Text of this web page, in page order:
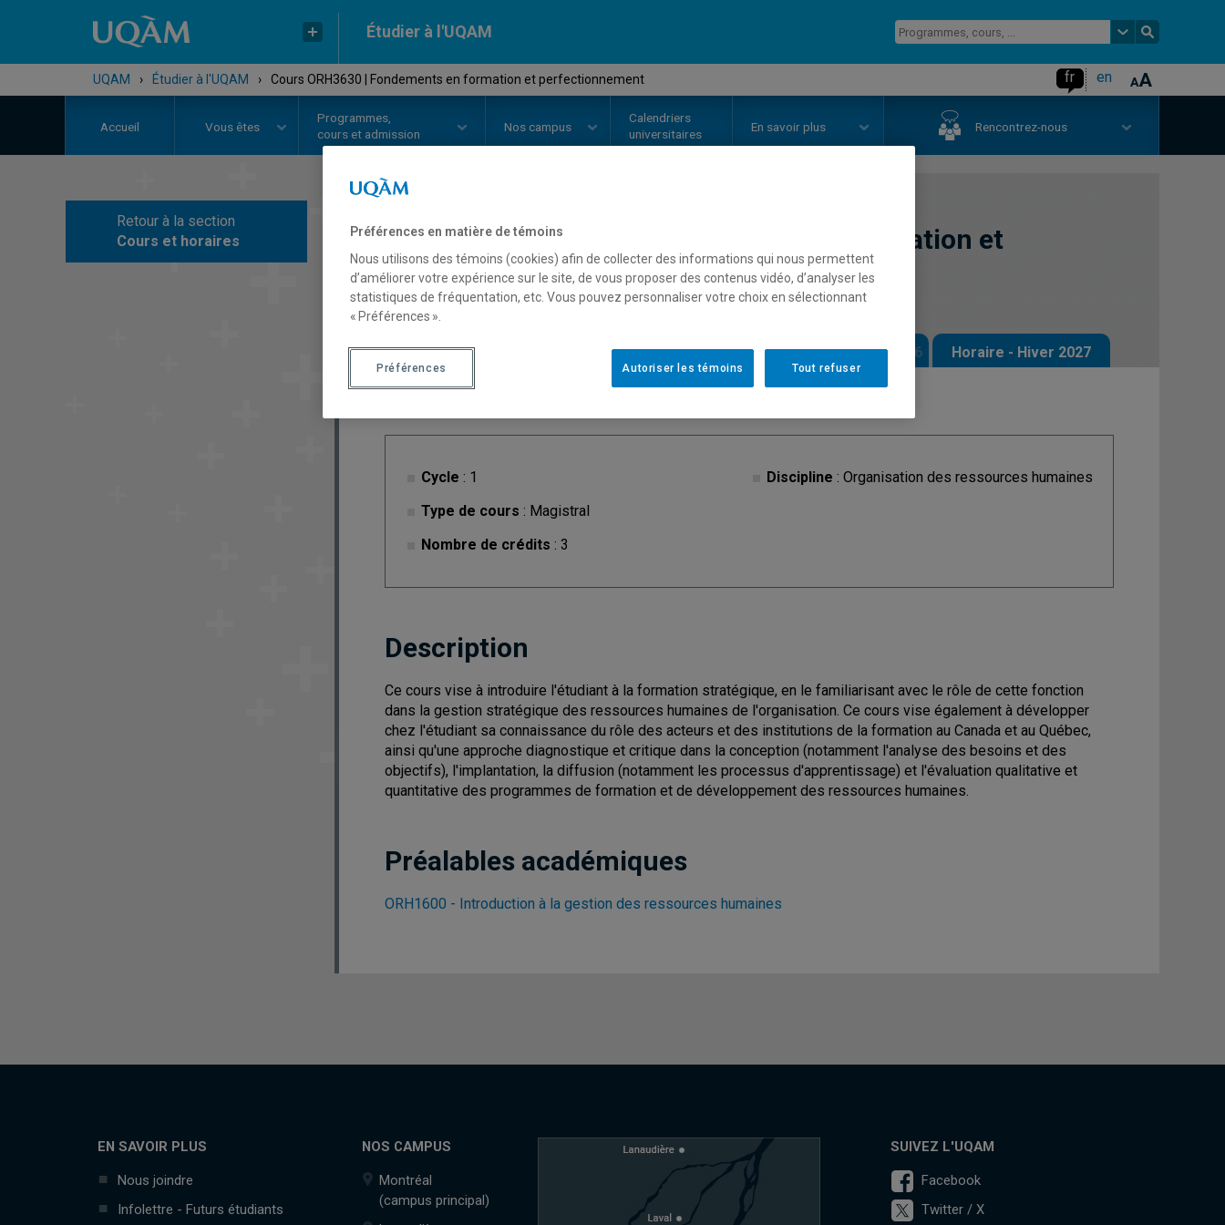
Étudier à l'UQAM
UQAM › Étudier à l'UQAM › Cours ORH3630 | Fondements en formation et perfectionnement fr en
Accueil Vous êtes
Programmes,
cours et admission
Nos campus
Calendriers
universitaires
En savoir plus Rencontrez-nous
Retour à la section
Cours et horaires
COURS// ORH3630
Fondements en formation et
perfectionnement
Description Horaire - Été 2026 Horaire - Automne 2026 Horaire - Hiver 2027
Cycle : 1
Type de cours : Magistral
Nombre de crédits : 3
Discipline : Organisation des ressources humaines
Description
Ce cours vise à introduire l'étudiant à la formation stratégique, en le familiarisant avec le rôle de cette fonction
dans la gestion stratégique des ressources humaines de l'organisation. Ce cours vise également à développer
chez l'étudiant sa connaissance du rôle des acteurs et des institutions de la formation au Canada et au Québec,
ainsi qu'une approche diagnostique et critique dans la conception (notamment l'analyse des besoins et des
objectifs), l'implantation, la diffusion (notamment les processus d'apprentissage) et l'évaluation qualitative et
quantitative des programmes de formation et de développement des ressources humaines.
Préalables académiques
ORH1600 - Introduction à la gestion des ressources humaines
EN SAVOIR PLUS
Nous joindre
Infolettre - Futurs étudiants
NOS CAMPUS
Montréal
(campus principal)
SUIVEZ L'UQAM
Facebook
Twitter / X
Préférences en matière de témoins
Nous utilisons des témoins (cookies) afin de collecter des informations qui nous permettent
d’améliorer votre expérience sur le site, de vous proposer des contenus vidéo, d’analyser les
statistiques de fréquentation, etc. Vous pouvez personnaliser votre choix en sélectionnant
« Préférences ».
Tout refuser
Autoriser les témoins
Préférences